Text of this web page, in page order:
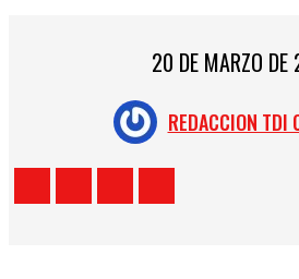
20 DE MARZO
REDACCION TDI